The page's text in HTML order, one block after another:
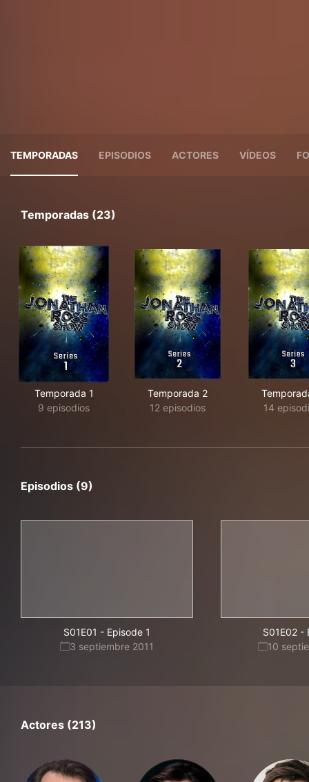
TEMPORADAS EPISODIOS ACTORES VÍDEOS
Temporadas (23)
Temporada 1
9 episodios
Temporada 2
12 episodios
14
Episodios (9)
S01E01 - Episode 1
3 septiembre 2011
S01E02 -
10
Actores (213)